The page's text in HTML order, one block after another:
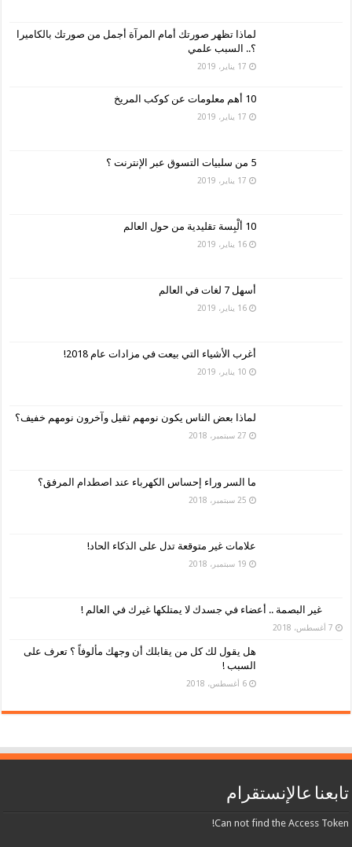
لماذا تظهر صورتك أمام المرآة أجمل من صورتك بالكاميرا
؟.. السبب علمي
17 يناير، 2019
10 أهم معلومات عن كوكب المريخ
17 يناير، 2019
5 من سلبيات التسوق عبر الإنترنت ؟
17 يناير، 2019
10 ألْبِسة تقليدية من حول العالم
16 يناير، 2019
أسهل 7 لغات في العالم
16 يناير، 2019
أغرب الأشياء التي بيعت في مزادات عام 2018!
10 يناير، 2019
لماذا بعض الناس يكون نومهم ثقيل وآخرون نومهم خفيف؟
27 سبتمبر، 2018
ما السر وراء إحساس الكهرباء عند اصطدام المرفق؟
25 سبتمبر، 2018
علامات غير متوقعة تدل على الذكاء الحاد!
19 سبتمبر، 2018
غير البصمة .. أعضاء في جسدك لا يمتلكها غيرك في العالم !
7 أغسطس، 2018
هل يقول لك كل من يقابلك أن وجهك مألوفاً ؟ تعرف على
السبب !
6 أغسطس، 2018
تابعنا عالإنستقرام
Can not find the Access Token!